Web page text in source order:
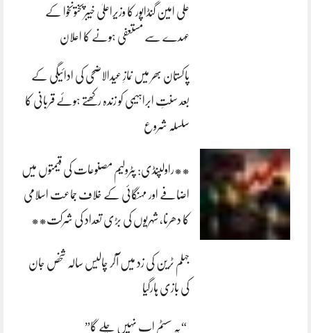
علی امین گنڈاپور کا وزیراعلیٰ خیبرپختونخوا کے
عہدے سے مستعفی ہونے کا اعلان
پاکستان بھر میں نمازِ عیدالاضحی کی ادائیگی کے
بعد سنتِ ابراہیمی کو زندہ رکھتے ہوئے قربانی کا
سلسلہ شروع
**راولپنڈی: پٹرولیم مصنوعات کی قیمتوں میں
اضافے اور مہنگائی کے خلاف جماعت اسلامی
کا دھرنا، شہریوں کی بڑی تعداد کی شرکت**
جہلم ٹرین کی زد میں آکر چالیس سالہ شخص جان
کی بازی ہارگیا
“یہ سسٹم اب نہیں چلے گا”